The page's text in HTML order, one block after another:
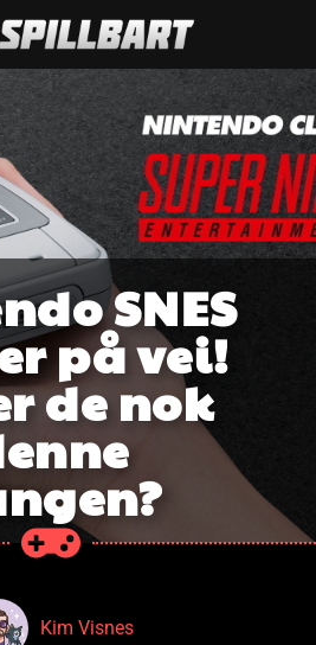
SNES
på vei!
de nok
Kim Visnes